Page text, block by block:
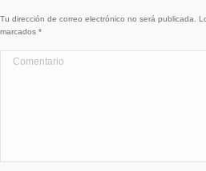
Tu dirección de correo electrónico no será publicada.
marcados *
Comentario